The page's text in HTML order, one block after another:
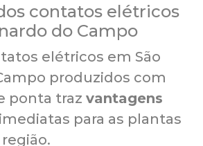
contatos elétricos
do Campo
elétricos em São
produzidos com
ponta traz vantagens
para as plantas